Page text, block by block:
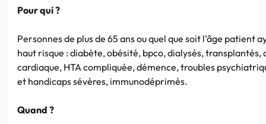
Pour qui ?
Personnes de plus de 65 ans ou quel que soit l’âge patient
haut risque : diabète, obésité, bpco, dialysés, transplantés,
cardiaque, HTA compliquée, démence, troubles
et handicaps sévères, immunodéprimés.
Quand ?